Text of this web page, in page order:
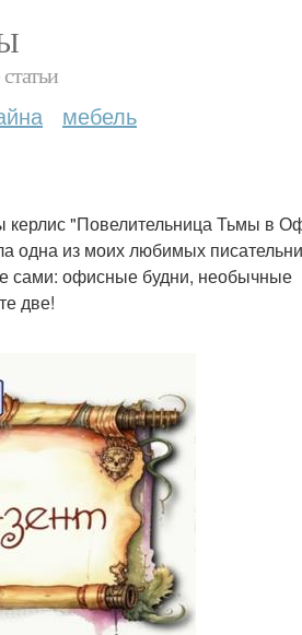
мебель
"Повелительница Тьмы в
одна из моих любимых
сами: офисные будни, необычные
две!